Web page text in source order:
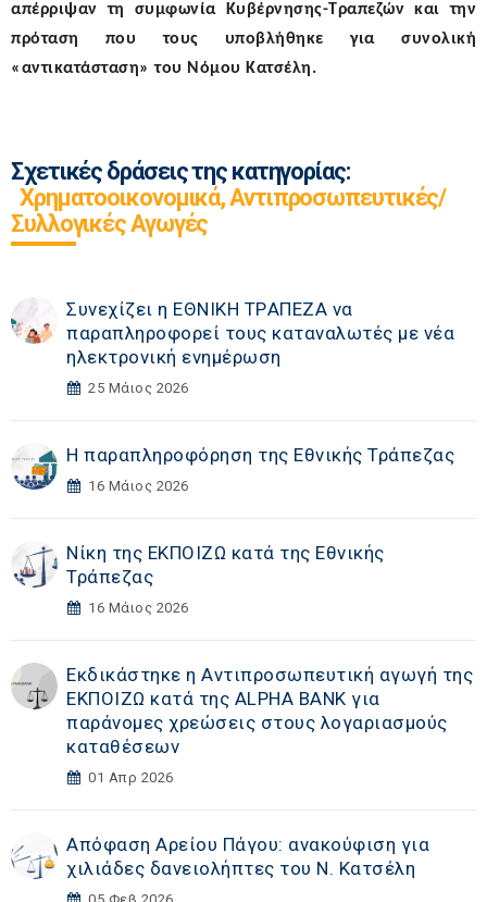
απέρριψαν τη συμφωνία Κυβέρνησης-Τραπεζών και την
πρόταση που τους υποβλήθηκε για συνολική
«αντικατάσταση» του Νόμου Κατσέλη.
Σχετικές δράσεις της κατηγορίας:
Χρηματοοικονομικά, Αντιπροσωπευτικές/
Συλλογικές Αγωγές
Συνεχίζει η ΕΘΝΙΚΗ TΡAΠEZA να
παραπληροφορεί τους καταναλωτές με νέα
ηλεκτρονική ενημέρωση
25 Μάιος 2026
Η παραπληροφόρηση της Εθνικής Τράπεζας
16 Μάιος 2026
Νίκη της ΕΚΠΟΙΖΩ κατά της Εθνικής
Τράπεζας
16 Μάιος 2026
Εκδικάστηκε η Αντιπροσωπευτική αγωγή της
ΕΚΠΟΙΖΩ κατά της ALPHA BANK για
παράνομες χρεώσεις στους λογαριασμούς
καταθέσεων
01 Απρ 2026
Απόφαση Αρείου Πάγου: ανακούφιση για
χιλιάδες δανειολήπτες του Ν. Κατσέλη